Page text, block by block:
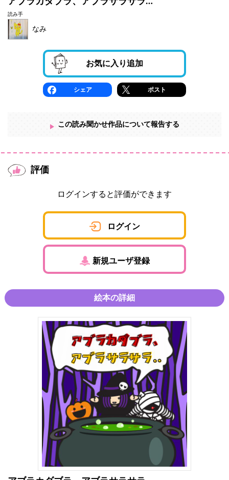
読み手
なみ
お気に入り追加
シェア ポスト
この読み聞かせ作品について報告する
評価
ログインすると評価ができます
ログイン
新規ユーザ登録
絵本の詳細